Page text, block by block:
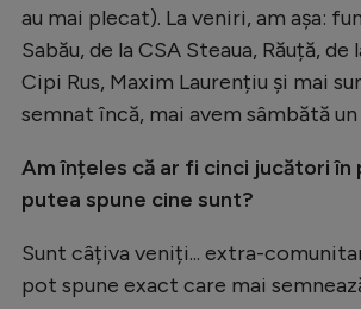
au mai plecat). La veniri, am așa:
Sabău, de la CSA Steaua, Răuță,
Cipi Rus, Maxim Laurențiu și mai
semnat încă, mai avem sâmbătă
Am înțeles că ar fi cinci jucători în
putea spune cine sunt?
Sunt câțiva veniți... extra-
pot spune exact care mai